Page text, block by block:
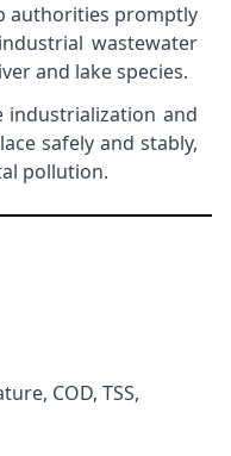
authorities promptly
wastewater
and lake species.
industrialization and
safely and stably,
pollution.
COD, TSS,